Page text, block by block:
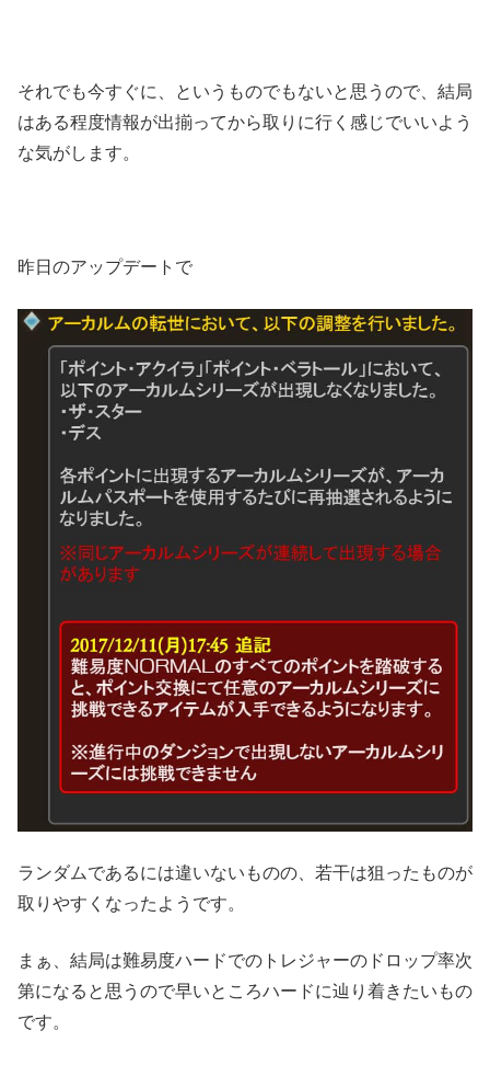
それでも今すぐに、というものでもないと思うので、結局
はある程度情報が出揃ってから取りに行く感じでいいよう
な気がします。
昨日のアップデートで
ランダムであるには違いないものの、若干は狙ったものが
取りやすくなったようです。
まぁ、結局は難易度ハードでのトレジャーのドロップ率次
第になると思うので早いところハードに辿り着きたいもの
です。